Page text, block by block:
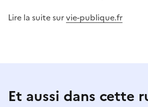
Lire la suite survie-publique.fr
Et aussi dans cette